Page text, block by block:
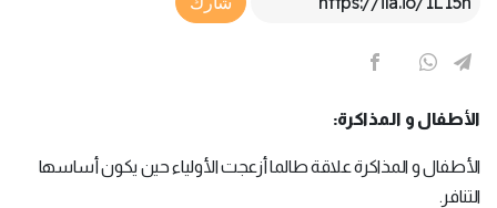
الأطفال و المذاكرة:
الأطفال و المذاكرة علاقة طالما أزعجت الأولياء حين يكون أساسها
التنافر.